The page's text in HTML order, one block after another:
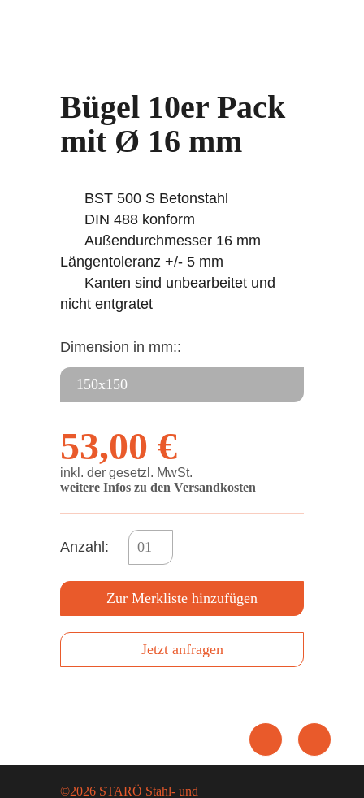
Bügel 10er Pack
mit Ø 16 mm
BST 500 S Betonstahl
DIN 488 konform
Außendurchmesser 16 mm
Längentoleranz +/- 5 mm
Kanten sind unbearbeitet und
nicht entgratet
Dimension in mm::
53,00 €
inkl. der gesetzl. MwSt.
weitere Infos zu den Versandkosten
Anzahl:
Zur Merkliste hinzufügen
Jetzt anfragen
©2026 STARÖ Stahl- und